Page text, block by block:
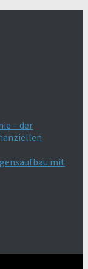
– der
mit